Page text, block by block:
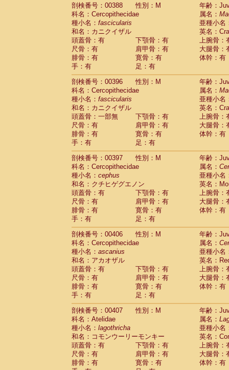
剖検番号：00388
性別：M
年齢：
科名：Cercopithecidae
属名：
種小名： fascicularis
亜種小名
和名：カニクイザル
英名：
頭蓋骨：有
下顎骨：有
上腕骨：
尺骨：有
肩甲骨：有
大腿骨：
腓骨：有
寛骨：有
体幹：有
手：有
足：有
剖検番号：00396
性別：M
年齢：
科名：Cercopithecidae
属名：
種小名： fascicularis
亜種小名
和名：カニクイザル
英名：
頭蓋骨：一部無
下顎骨：有
上腕骨：
尺骨：有
肩甲骨：有
大腿骨：
腓骨：有
寛骨：有
体幹：有
手：有
足：有
剖検番号：00397
性別：M
年齢：
科名：Cercopithecidae
属名：
種小名： cephus
亜種小名
和名：クチヒゲグエノン
英名：
頭蓋骨：有
下顎骨：有
上腕骨：
尺骨：有
肩甲骨：有
大腿骨：
腓骨：有
寛骨：有
体幹：有
手：有
足：有
剖検番号：00406
性別：M
年齢：
科名：Cercopithecidae
属名：
種小名： ascanius
亜種小名
和名：アカオザル
英名：
頭蓋骨：有
下顎骨：有
上腕骨：
尺骨：有
肩甲骨：有
大腿骨：
腓骨：有
寛骨：有
体幹：有
手：有
足：有
剖検番号：00407
性別：M
年齢：
科名：Atelidae
属名：
種小名： lagothricha
亜種小名
和名：コモンウーリーモンキー
英名：
頭蓋骨：有
下顎骨：有
上腕骨：
尺骨：有
肩甲骨：有
大腿骨：
腓骨：有
寛骨：有
体幹：有